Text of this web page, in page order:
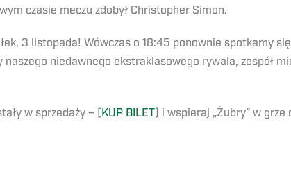
czasie meczu zdobył Christopher Simon.
3 listopada! Wówczas o 18:45 ponownie spotkamy
niedawnego ekstraklasowego rywala, zespół
w sprzedaży – [KUP BILET] i wspieraj „Żubry” w grze